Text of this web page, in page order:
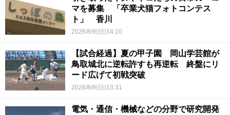
マを募集 「卒業犬猫フォトコンテス
ト」 香川
2026/8/9(日)14:10
【試合経過】夏の甲子園 岡山学芸館が
鳥取城北に逆転許すも再逆転 終盤にリ
ード広げて初戦突破
2026/8/9(日)13:31
電気・通信・機械などの分野で研究開発